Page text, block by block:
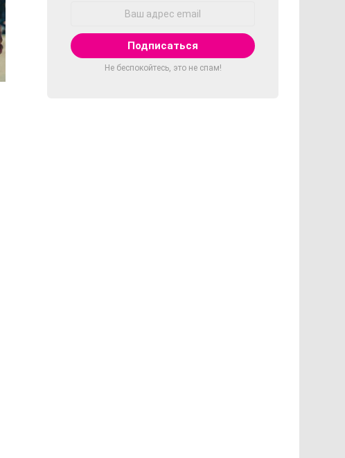
Не беспокойтесь, это не спам!